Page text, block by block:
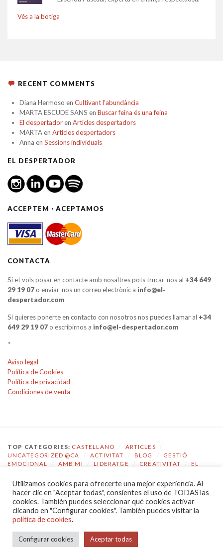
Vés a la botiga
RECENT COMMENTS
Diana Hermoso en Cultivant l’abundància
MARTA ESCUDE SANS en Buscar feina és una feina
El despertadoren Articles despertadors
MARTAen Articles despertadors
Anna en Sessions individuals
EL DESPERTADOR
ACCEPTEM · ACEPTAMOS
CONTACTA
Si et vols posar en contacte amb nosaltres pots trucar-nos al +34 649
29 19 07o enviar-nos un correu electrònic a info@el-
despertador.com
Si quieres ponerte en contacto con nosotros nos puedes llamar al +34
649 29 19 07o escribirnos a info@el-despertador.com
*
Aviso legal
Política de Cookies
Política de privacidad
Condiciones de venta
TOP CATEGORIES: CASTELLANO ARTICLES
UNCATEGORIZED @CA
ACTIVITAT BLOG
GESTIÓ
EMOCIONAL
AMB MI LIDERATGE CREATIVITAT
EL
TOP TAGS: COACHING / GESTIÓ EMOCIONAL / ECOLOGIA
EMOCIONAL / EL DESPERTADOR / CONSCIÈNCIA /
AUTOCONEIXEMENT / JOVES / COMPETÈNCIES /
COMUNICACIÓ / LIDERATGE
THEME: CHRONICLE BY PRO THEME DESIGN
Utilizamos cookies para ofrecerte una mejor experiencia. Al
hacer clic en "Aceptar todas", consientes el uso de TODAS las
cookies. También puedes seleccionar qué cookies activar
clicando en "Configurar cookies". También puedes visitar la
política de cookies.
Configurar cookies Aceptar todas